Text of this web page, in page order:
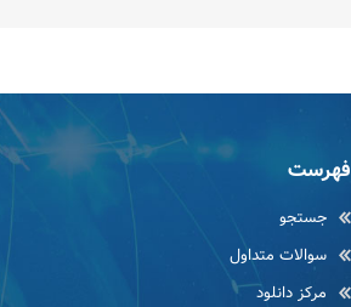
فهرست
جستجو
سوالات متداول
مرکز دانلود